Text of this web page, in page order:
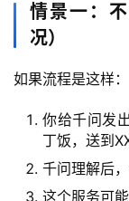
干
营
记
情景一：
况）
如果流程是这样：
你给千问发
丁饭，送到
千问理解后，
这个服务可